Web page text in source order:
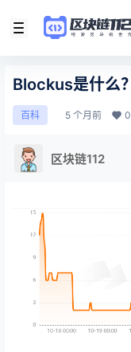
Blockus是什么？
百科 5 个月前 0
区块链112